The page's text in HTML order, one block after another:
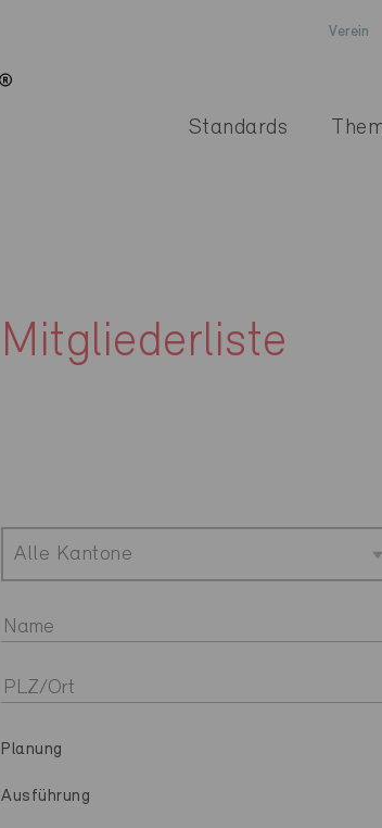
Verein
Standards
Mitgliederliste
Alle Kantone
Planung
Ausführung